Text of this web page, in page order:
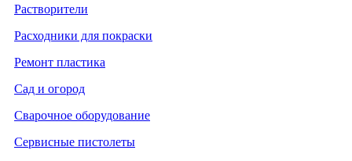
Растворители
Расходники для покраски
Ремонт пластика
Сад и огород
Сварочное оборудование
Сервисные пистолеты